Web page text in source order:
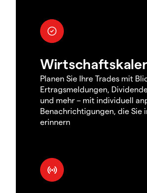
Planen Sie Ihre Trades mit
Ertragsmeldungen,
und mehr – mit individuell
Benachrichtigungen, die Sie
erinnern